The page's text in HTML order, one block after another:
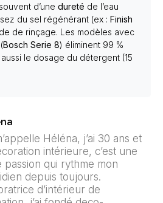
d’une dureté de l’eau
du sel régénérant (ex : Finish
de rinçage. Les modèles avec
(Bosch Serie 8) éliminent 99 %
le dosage du détergent (15
Héléna, j’ai 30 ans et
intérieure, c’est une
passion qui rythme mon
depuis toujours.
d’intérieur de